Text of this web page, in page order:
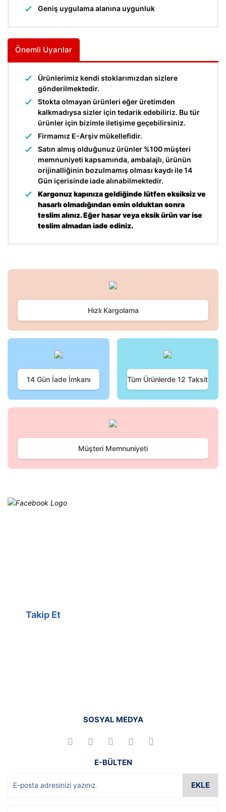
Geniş uygulama alanına uygunluk
Önemli Uyarılar
Ürünlerimiz kendi stoklarımızdan sizlere
gönderilmektedir.
Stokta olmayan ürünleri eğer üretimden
kalkmadıysa sizler için tedarik edebiliriz. Bu tür
ürünler için bizimle iletişime geçebilirsiniz.
Firmamız E-Arşiv mükellefidir.
Satın almış olduğunuz ürünler %100 müşteri
memnuniyeti kapsamında, ambalajlı, ürünün
orijinalliğinin bozulmamış olması kaydı ile 14
Gün içerisinde iade alınabilmektedir.
Kargonuz kapınıza geldiğinde lütfen eksiksiz ve
hasarlı olmadığından emin olduktan sonra
teslim alınız. Eğer hasar veya eksik ürün var ise
teslim almadan iade ediniz.
Bu ürüne ilk yorumu siz yapın!
Yorum Yaz
kullanarak tarafımıza iletebilirsiniz.
Ürün resmi kalitesiz, bozuk veya görüntülenemiyor.
Bu ürüne benzer farklı alternatifler olmalı.
Gönder
Hızlı Kargolama
14 Gün İade İmkanı Tüm Ürünlerde 12 Taksit
Müşteri Memnuniyeti
Takip Et
SOSYAL MEDYA
E-BÜLTEN
EKLE